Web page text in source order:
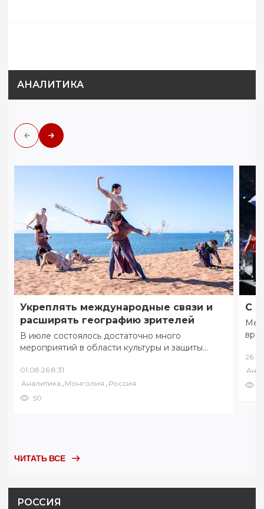
АНАЛИТИКА
Укреплять международные связи и
расширять географию зрителей
В июле состоялось достаточно много
мероприятий в области культуры и защиты
уголках Забайкалья…
01.08.26 8:31
Аналитика , Монголия , Россия
50
С
ЧИТАТЬ ВСЕ
РОССИЯ